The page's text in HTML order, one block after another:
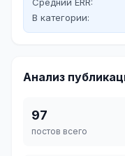
В категории:
Анализ
97
постов всего